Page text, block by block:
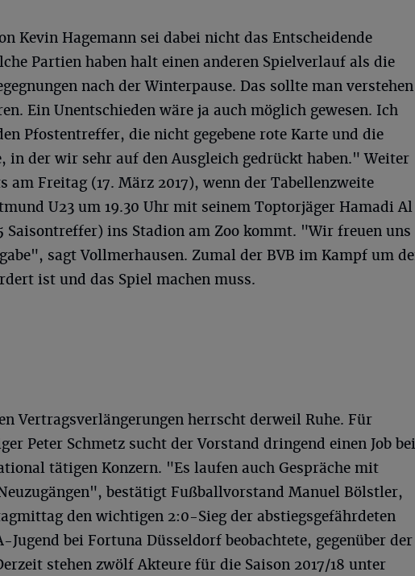
Kevin Hagemann sei dabei nicht das Entscheidende
Partien haben halt einen anderen Spielverlauf als die
nach der Winterpause. Das sollte man verstehen
Ein Unentschieden wäre ja auch möglich gewesen. Ich
Pfostentreffer, die nicht gegebene rote Karte und die
in der wir sehr auf den Ausgleich gedrückt haben." Weiter
am Freitag (17. März 2017), wenn der Tabellenzweite
U23 um 19.30 Uhr mit seinem Toptorjäger Hamadi Al
Saisontreffer) ins Stadion am Zoo kommt. "Wir freuen uns
sagt Vollmerhausen. Zumal der BVB im Kampf um
ist und das Spiel machen muss.
Vertragsverlängerungen herrscht derweil Ruhe. Für
Peter Schmetz sucht der Vorstand dringend einen Job bei
tätigen Konzern. "Es laufen auch Gespräche mit
bestätigt Fußballvorstand Manuel Bölstler,
den wichtigen 2:0-Sieg der abstiegsgefährdeten
Jugend bei Fortuna Düsseldorf beobachtete, gegenüber der
stehen zwölf Akteure für die Saison 2017/18 unter